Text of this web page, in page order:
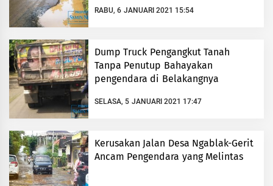
RABU, 6 JANUARI 2021 15:54
Dump Truck Pengangkut Tanah
Tanpa Penutup Bahayakan
pengendara di Belakangnya
SELASA, 5 JANUARI 2021 17:47
Kerusakan Jalan Desa Ngablak-Gerit
Ancam Pengendara yang Melintas